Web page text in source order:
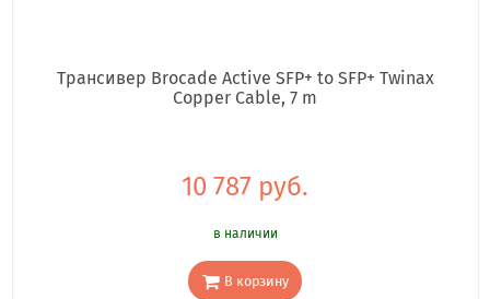
Трансивер Brocade Active SFP+ to SFP+ Twinax
Copper Cable, 7 m
10 787 руб.
в наличии
В корзину